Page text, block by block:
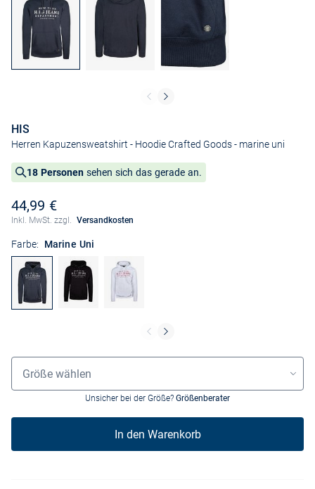
HIS
Herren Kapuzensweatshirt - Hoodie Crafted Goods- marine uni
18 Personen sehen sich das gerade an.
44,99 €
Inkl. MwSt. zzgl. Versandkosten
Farbe: Marine Uni
Grössenauswahl
Größe wählen
Unsicher bei der Größe? Größenberater
In den Warenkorb